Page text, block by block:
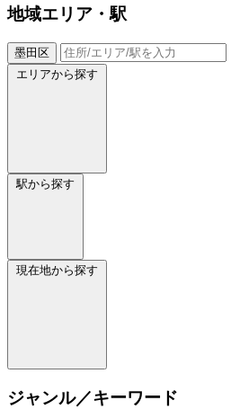
地域エリア・駅
墨田区
エリアから探す
駅から探す
現在地から探す
ジャンル／キーワード